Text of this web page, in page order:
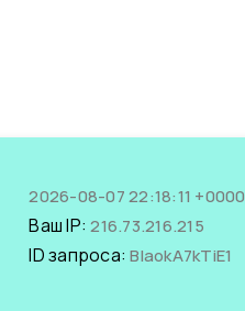
2026-08-07 22:18:11 +0000
Ваш IP:216.73.216.215
ID запроса:BIaokA7kTiE1